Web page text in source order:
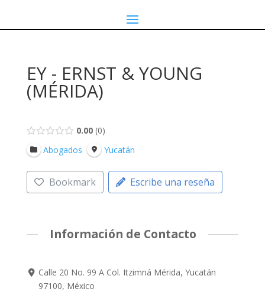
EY - ERNST & YOUNG
(MÉRIDA)
0.00 0
Abogados
Yucatán
Bookmark Escribe una reseña
Información de Contacto
Calle 20 No. 99 A Col. Itzimná Mérida, Yucatán
97100, México